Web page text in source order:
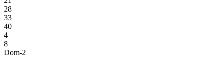
28
33
40
4
8
Dom-2